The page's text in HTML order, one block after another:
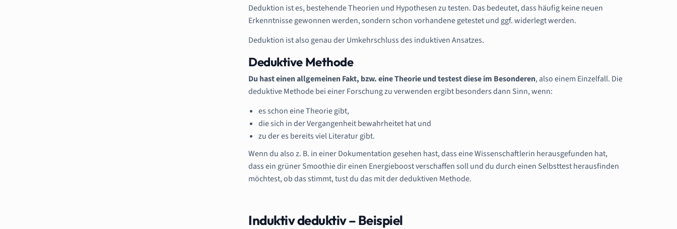
Deduktion ist es, bestehende Theorien und Hypothesen zu testen. Das bedeutet, dass häufig keine neuen
Erkenntnisse gewonnen werden, sondern schon vorhandene getestet und ggf. widerlegt werden.
Deduktion ist also genau der Umkehrschluss des induktiven Ansatzes.
Deduktive Methode
Du hast einen allgemeinen Fakt, bzw. eine Theorie und testest diese im Besonderen, also einem Einzelfall. Die
deduktive Methode bei einer Forschung zu verwenden ergibt besonders dann Sinn, wenn:
es schon eine Theorie gibt,
die sich in der Vergangenheit bewahrheitet hat und
zu der es bereits viel Literatur gibt.
Wenn du also z. B. in einer Dokumentation gesehen hast, dass eine Wissenschaftlerin herausgefunden hat,
dass ein grüner Smoothie dir einen Energieboost verschaffen soll und du durch einen Selbsttest herausfinden
möchtest, ob das stimmt, tust du das mit der deduktiven Methode.
Induktiv deduktiv – Beispiel